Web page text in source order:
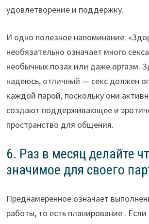
удовлетворение и поддержку.
И одно полезное напоминание:
необязательно означает много
необычных позах или даже оргазм.
надеюсь, отличный — секс должен
каждой парой, поскольку они
создают поддерживающее и
пространство для общения.
6. Раз в месяц делайте
значимое для своего
Преднамеренное означает
работы, то есть планирование .